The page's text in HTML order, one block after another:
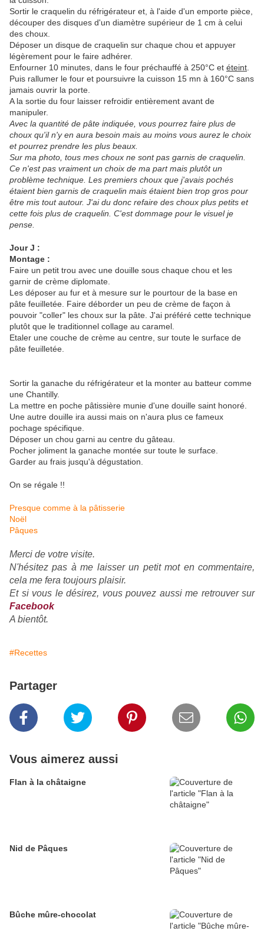
Sortir le craquelin du réfrigérateur et, à l'aide d'un emporte pièce,
découper des disques d'un diamètre supérieur de 1 cm à celui
des choux.
Déposer un disque de craquelin sur chaque chou et appuyer
légèrement pour le faire adhérer.
Enfourner 10 minutes, dans le four préchauffé à 250°C et éteint
Puis rallumer le four et poursuivre la cuisson 15 mn à 160°C sans
jamais ouvrir la porte.
A la sortie du four laisser refroidir entièrement avant de
manipuler.
Avec la quantité de pâte indiquée, vous pourrez faire plus de
choux qu'il n'y en aura besoin mais au moins vous aurez le choix
et pourrez prendre les plus beaux.
Sur ma photo, tous mes choux ne sont pas garnis de craquelin.
Ce n'est pas vraiment un choix de ma part mais plutôt un
problème technique. Les premiers choux que j'avais pochés
étaient bien garnis de craquelin mais étaient bien trop gros pour
être mis tout autour. J'ai du donc refaire des choux plus petits et
cette fois plus de craquelin. C'est dommage pour le visuel je
pense.
Jour J :
Montage :
Faire un petit trou avec une douille sous chaque chou et les
garnir de crème diplomate.
Les déposer au fur et à mesure sur le pourtour de la base en
pâte feuilletée. Faire déborder un peu de crème de façon à
pouvoir "coller" les choux sur la pâte. J'ai préféré cette technique
plutôt que le traditionnel collage au caramel.
Etaler une couche de crème au centre, sur toute le surface de
pâte feuilletée.
Sortir la ganache du réfrigérateur et la monter au batteur comme
une Chantilly.
La mettre en poche pâtissière munie d'une douille saint honoré.
Une autre douille ira aussi mais on n'aura plus ce fameux
pochage spécifique.
Déposer un chou garni au centre du gâteau.
Pocher joliment la ganache montée sur toute le surface.
Garder au frais jusqu'à dégustation.
On se régale !!
Presque comme à la pâtisserie
Noël
Pâques
Merci de votre visite.
N'hésitez pas à me laisser un petit mot en commentaire,
cela me fera toujours plaisir.
Et si vous le désirez, vous pouvez aussi me retrouver sur
Facebook
A bientôt.
#Recettes
Partager
Vous aimerez aussi
Flan à la châtaigne
Nid de Pâques
Bûche mûre-chocolat